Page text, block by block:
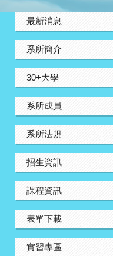
最新消息
系所簡介
30+大學
系所成員
系所法規
招生資訊
課程資訊
表單下載
實習專區